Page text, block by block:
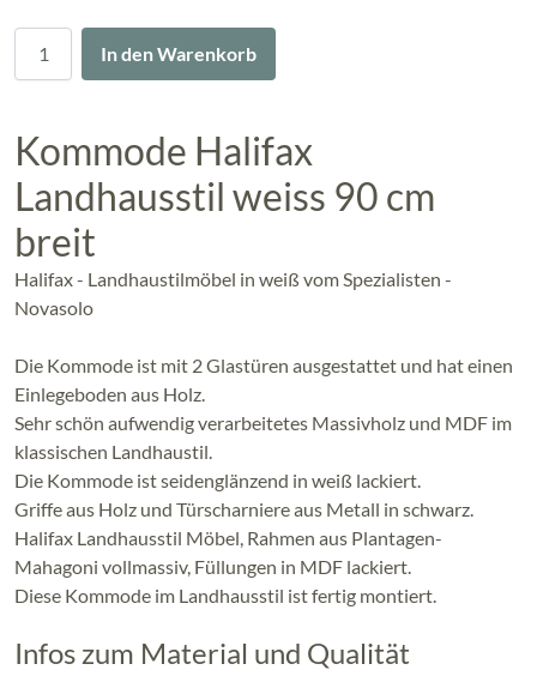
In den Warenkorb
Kommode Halifax
Landhausstil weiss 90 cm
breit
Halifax - Landhaustilmöbel in weiß vom Spezialisten -
Novasolo
Die Kommode ist mit 2 Glastüren ausgestattet und hat einen
Einlegeboden aus Holz.
Sehr schön aufwendig verarbeitetes Massivholz und MDF im
klassischen Landhaustil.
Die Kommode ist seidenglänzend in weiß lackiert.
Griffe aus Holz und Türscharniere aus Metall in schwarz.
Halifax Landhausstil Möbel, Rahmen aus Plantagen-
Mahagoni vollmassiv, Füllungen in MDF lackiert.
Diese Kommode im Landhausstil ist fertig montiert.
Infos zum Material und Qualität